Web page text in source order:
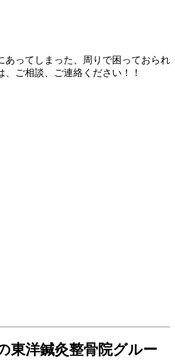
あってしまった、周りで困っておられ
、ご相談、ご連絡ください！！
東洋鍼灸整骨院グルー